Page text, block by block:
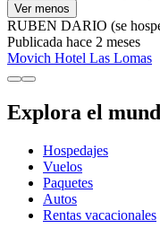
Ver menos
RUBEN DARIO (se
Publicada hace 2 meses
Movich Hotel Las Lomas
Explora el
Hospedajes
Vuelos
Paquetes
Autos
Rentas vacacionales